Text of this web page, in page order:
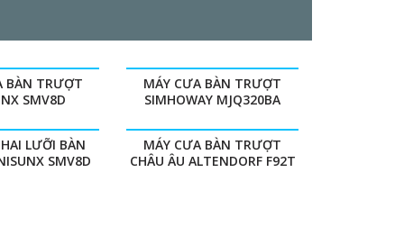
BÀN TRƯỢT
SMV8D
MÁY CƯA BÀN TRƯỢT
SIMHOWAY MJQ320BA
LƯỠI BÀN
SMV8D
MÁY CƯA BÀN TRƯỢT
CHÂU ÂU ALTENDORF F92T